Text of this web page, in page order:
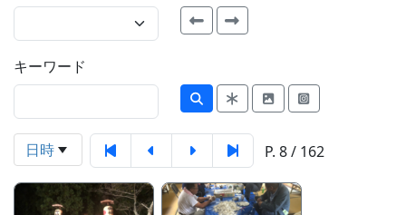
キーワード
日時 P. 8 / 162